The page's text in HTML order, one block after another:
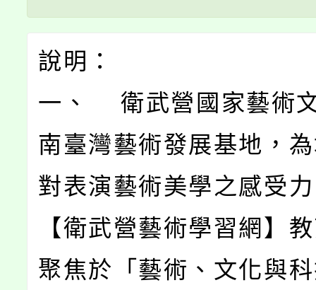
說明：
一、 衛武營國家藝術
南臺灣藝術發展基地，
對表演藝術美學之感受
【衛武營藝術學習網】
聚焦於「藝術、文化與